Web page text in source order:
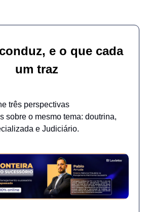
e o que cada
um traz
três perspectivas
sobre o mesmo tema: doutrina,
e Judiciário.